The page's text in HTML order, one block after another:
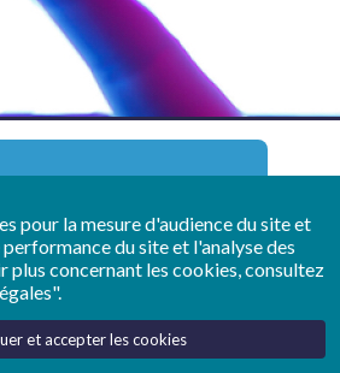
C'est gratuit !
membre Twin+
? Connectez-vous pour
avoir une expérience
!
pour la mesure d'audience du site et
performance du site et l'analyse des
plus concernant les cookies, consultez
et accepter les cookies